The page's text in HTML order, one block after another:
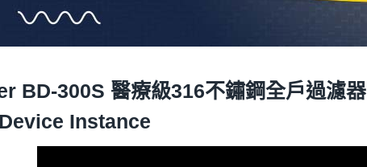
BD-300S 醫療級316不鏽鋼全戶過濾器
Instance